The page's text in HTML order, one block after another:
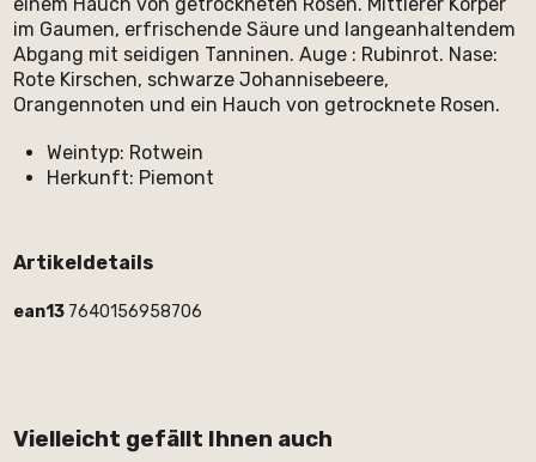
im Gaumen, erfrischende Säure und langeanhaltendem
Abgang mit seidigen Tanninen. Auge : Rubinrot. Nase:
Rote Kirschen, schwarze Johannisebeere,
Orangennoten und ein Hauch von getrocknete Rosen.
Weintyp: Rotwein
Herkunft: Piemont
Artikeldetails
ean13 7640156958706
Vielleicht gefällt Ihnen auch